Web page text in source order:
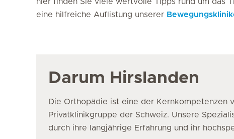
eine hilfreiche Auflistung unserer
Darum Hirslanden
Die Orthopädie ist eine der Kernkompetenzen
Privatklinikgruppe der Schweiz. Unsere
durch ihre langjährige Erfahrung und ihr